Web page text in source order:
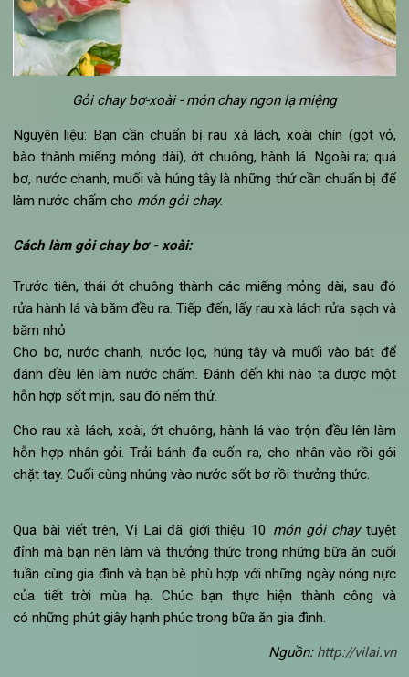
Rất nhiều người nghĩ rằng hoa quả thường chỉ sử dụng làm
món tráng miệng chứ không thể làm các món chính được.
nhiên, người châu Á rất sáng tạo và đã biết các lồng ghép
loại hoa quả vào làm gỏi, giúp tránh được cảm giác ngấy khi
quá nhiều dầu mỡ trong các thực đơn hàng ngày. Món gỏi
bơ chay là một ví dụ.
Gỏi chay bơ-xoài - món chay ngon lạ miệng